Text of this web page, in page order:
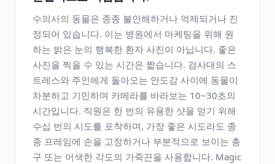
수의사의 동물은 종종 불안해하거나 억제되거나 진
정되어 있습니다. 이는 병원에서 마케팅을 위해 원
하는 밝은 눈의 행복한 환자 사진이 아닙니다. 좋은
사진을 찍을 수 있는 시간은 짧습니다. 검사대의 스
트레스와 주인에게 돌아오는 안도감 사이에 동물이
차분하고 기민하며 카메라를 바라보는 10~30초의
시간입니다. 직원은 한 번의 유용한 샷을 얻기 위해
수십 번의 시도를 포착하며, 가장 좋은 시도라도 종
종 프레임에 손을 고정하거나 부분적으로 보이는 총
구 또는 어색한 각도의 가죽끈을 사용합니다. Magic